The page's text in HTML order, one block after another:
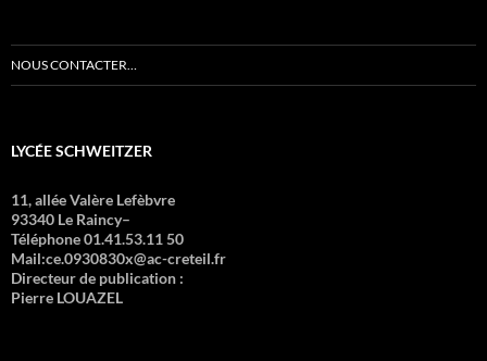
NOUS CONTACTER…
LYCÉE SCHWEITZER
11, allée Valère Lefèbvre
93340 Le Raincy–
Téléphone 01.41.53.11 50
Mail:ce.0930830x@ac-creteil.fr
Directeur de publication :
Pierre LOUAZEL